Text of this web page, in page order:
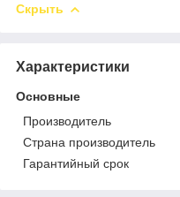
Скрыть
Характеристики
Основные
Производитель
Страна производитель
Гарантийный срок